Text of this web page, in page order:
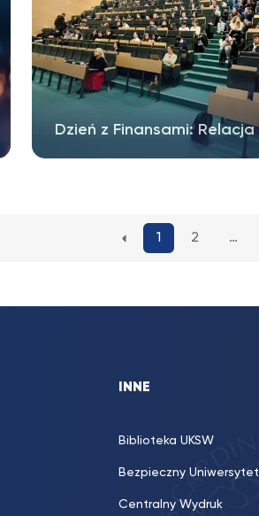
Dzień z Finansami: Relacja
1 2 …
INNE
Biblioteka UKSW
Bezpieczny Uniwersytet
Centralny Wydruk